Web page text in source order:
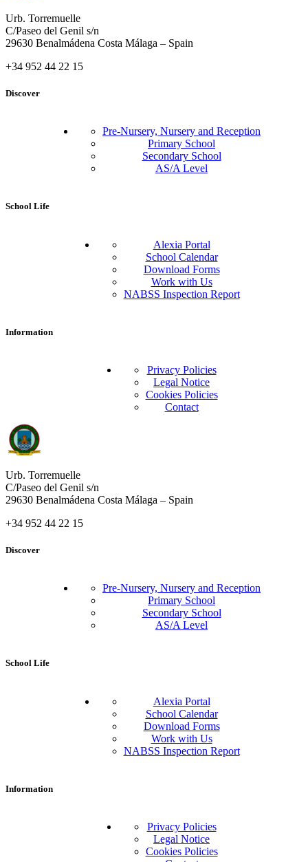
Urb. Torremuelle
C/Paseo del Genil s/n
29630 Benalmádena Costa Málaga – Spain
+34 952 44 22 15
Discover
Pre-Nursery, Nursery and Reception
Primary School
Secondary School
AS/A Level
School Life
Alexia Portal
School Calendar
Download Forms
Work with Us
NABSS Inspection Report
Information
Privacy Policies
Legal Notice
Cookies Policies
Contact
Urb. Torremuelle
C/Paseo del Genil s/n
29630 Benalmádena Costa Málaga – Spain
+34 952 44 22 15
Discover
Pre-Nursery, Nursery and Reception
Primary School
Secondary School
AS/A Level
School Life
Alexia Portal
School Calendar
Download Forms
Work with Us
NABSS Inspection Report
Information
Privacy Policies
Legal Notice
Cookies Policies